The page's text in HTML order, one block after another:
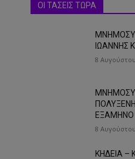
ΟΙ ΤΑΣΕΙΣ ΤΩΡΑ
ΙΩΑΝΝΗΣ
8
ΕΞΑΜΗΝΟ
8
ΚΗΔΕΙΑ –